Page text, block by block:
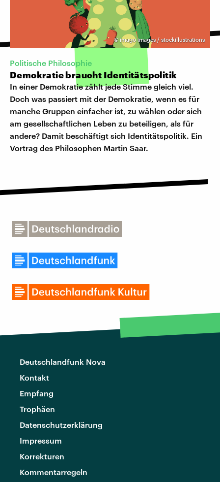
© imago images / stockillustrations
Politische Philosophie
Demokratie braucht Identitätspolitik
In einer Demokratie zählt jede Stimme gleich viel.
Doch was passiert mit der Demokratie, wenn es für
manche Gruppen einfacher ist, zu wählen oder sich
am gesellschaftlichen Leben zu beteiligen, als für
andere? Damit beschäftigt sich Identitätspolitik. Ein
Vortrag des Philosophen Martin Saar.
Deutschlandfunk Nova
Kontakt
Empfang
Trophäen
Datenschutzerklärung
Impressum
Korrekturen
Kommentarregeln